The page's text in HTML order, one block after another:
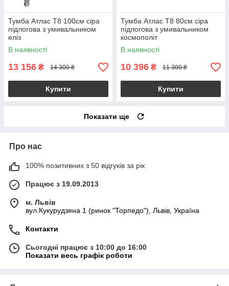
Тумба Атлас Т8 100см сіра
підлогова з умивальником
еліз
В наявності
13 156 ₴ 14 300 ₴
Купити
Тумба Атлас Т8 80см сіра
підлогова з умивальником
космополіт
В наявності
10 396 ₴ 11 300 ₴
Купити
Показати ще
Про нас
100% позитивних з 50 відгуків за рік
Працює з 19.09.2013
м. Львів
вул.Кукурудзяна 1 (ринок "Торпедо"), Львів, Україна
Контакти
Сьогодні працює з 10:00 до 16:00
Показати весь графік роботи